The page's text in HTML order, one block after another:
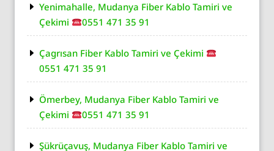
Yenimahalle, Mudanya Fiber Kablo Tamiri ve
Çekimi
0551 471 35 91
Çagrısan Fiber Kablo Tamiri ve Çekimi
0551 471 35 91
Ömerbey, Mudanya Fiber Kablo Tamiri ve
Çekimi
0551 471 35 91
Şükrüçavuş, Mudanya Fiber Kablo Tamiri ve